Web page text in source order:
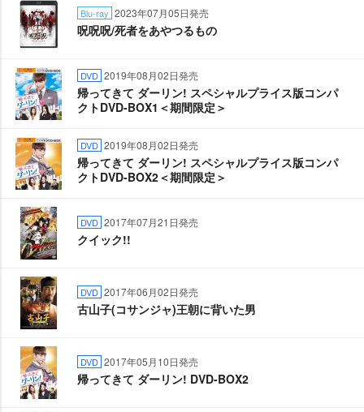
Blu-ray 2023年07月05日発売
呪呪呪/死者をあやつるもの
DVD 2019年08月02日発売
帰ってきて ダーリン! スペシャルプライス版コンパ
クトDVD-BOX1＜期間限定＞
DVD 2019年08月02日発売
帰ってきて ダーリン! スペシャルプライス版コンパ
クトDVD-BOX2＜期間限定＞
DVD 2017年07月21日発売
クイック!!
DVD 2017年06月02日発売
古山子(コサンジャ)王朝に背いた男
DVD 2017年05月10日発売
帰ってきて ダーリン! DVD-BOX2